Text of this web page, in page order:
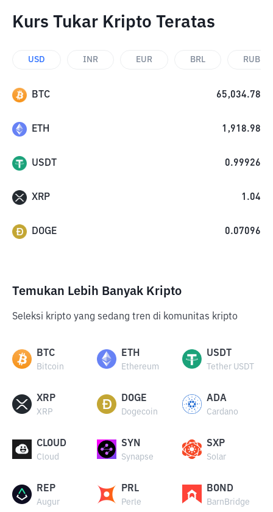
Kurs Tukar Kripto Teratas
USD INR EUR BRL RUB
BTC 65,034.78
ETH 1,918.98
USDT 0.99926
XRP 1.04
DOGE 0.07096
Temukan Lebih Banyak Kripto
Seleksi kripto yang sedang tren di komunitas kripto
BTC
Bitcoin
ETH
Ethereum
USDT
Tether USDT
XRP
XRP
DOGE
Dogecoin
ADA
Cardano
CLOUD
Cloud
SYN
Synapse
SXP
Solar
REP
Augur
PRL
Perle
BOND
BarnBridge